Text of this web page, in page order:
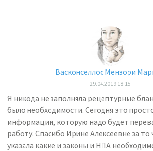
Васконселлос Мензори
29.04.2019 18:15
Я никода не заполняла рецептурные
было необходимости. Сегодня это
информации, которую надо будет
работу. Спасибо Ирине Алексеевне за то
указала какие и законы и НПА